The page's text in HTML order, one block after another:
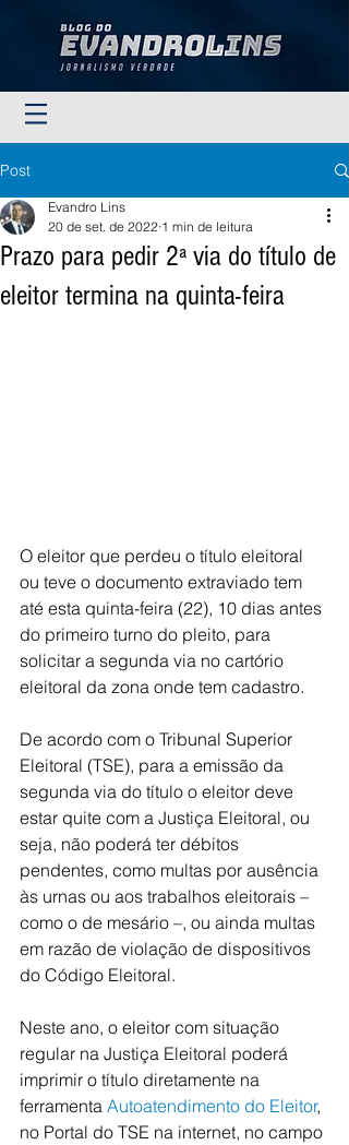
Post
Prazo para pedir 2ª via do título de
eleitor termina na quinta-feira
Evandro Lins
20 de set. de 2022 1 min de leitura
O eleitor que perdeu o título eleitoral
ou teve o documento extraviado tem
até esta quinta-feira (22), 10 dias antes
do primeiro turno do pleito, para
solicitar a segunda via no cartório
eleitoral da zona onde tem cadastro.
De acordo com o Tribunal Superior
Eleitoral (TSE), para a emissão da
segunda via do título o eleitor deve
estar quite com a Justiça Eleitoral, ou
seja, não poderá ter débitos
pendentes, como multas por ausência
às urnas ou aos trabalhos eleitorais –
como o de mesário –, ou ainda multas
em razão de violação de dispositivos
do Código Eleitoral.
Neste ano, o eleitor com situação
regular na Justiça Eleitoral poderá
imprimir o título diretamente na
ferramenta Autoatendimento do Eleitor,
no Portal do TSE na internet, no campo